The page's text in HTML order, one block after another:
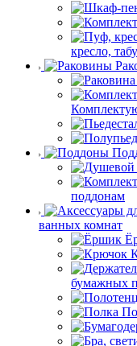
кресло,
поддонам
ванных комнат
бумажных